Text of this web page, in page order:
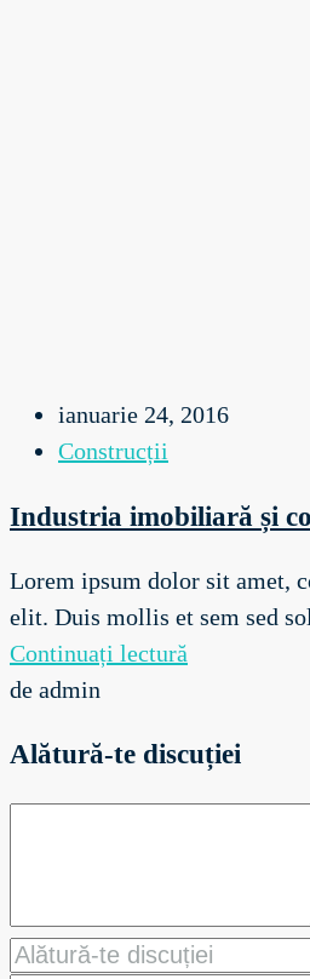
ianuarie 24, 2016
Construcții
Industria imobiliară și
Lorem ipsum dolor sit amet,
elit. Duis mollis et sem sed
Continuați lectură
de admin
Alătură-te discuției